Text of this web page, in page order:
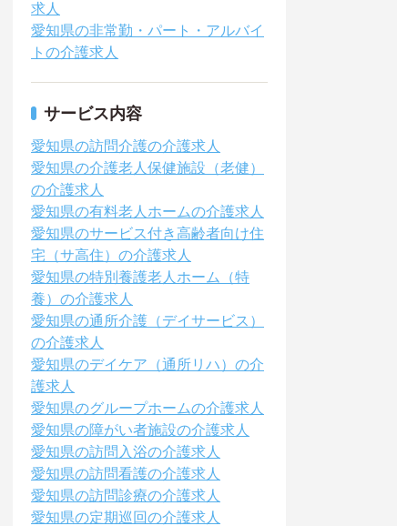
求人
愛知県の非常勤・パート・アルバイ
トの介護求人
サービス内容
愛知県の訪問介護の介護求人
愛知県の介護老人保健施設（老健）
の介護求人
愛知県の有料老人ホームの介護求人
愛知県のサービス付き高齢者向け住
宅（サ高住）の介護求人
愛知県の特別養護老人ホーム（特
養）の介護求人
愛知県の通所介護（デイサービス）
の介護求人
愛知県のデイケア（通所リハ）の介
護求人
愛知県のグループホームの介護求人
愛知県の障がい者施設の介護求人
愛知県の訪問入浴の介護求人
愛知県の訪問看護の介護求人
愛知県の訪問診療の介護求人
愛知県の定期巡回の介護求人